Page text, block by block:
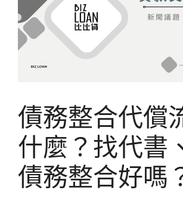
債務整合代償
什麼？找代書
債務整合好嗎